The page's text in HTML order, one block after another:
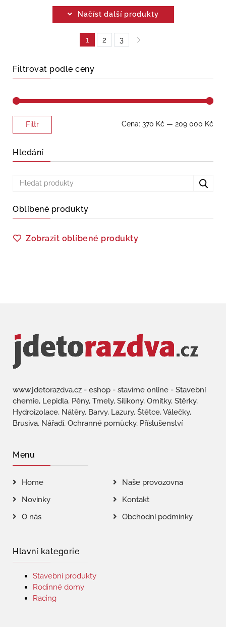
Načíst další produkty
1 2 3
Filtrovat podle ceny
Minimální
Maximální
Filtr Cena: 370 Kč — 209 000 Kč
Hledání
Oblíbené produkty
Zobrazit oblíbené produkty
www.jdetorazdva.cz - eshop - stavíme online - Stavební
chemie, Lepidla, Pěny, Tmely, Silikony, Omítky, Stěrky,
Hydroizolace, Nátěry, Barvy, Lazury, Štětce, Válečky,
Brusiva, Nářadí, Ochranné pomůcky, Příslušenství
Menu
Home
Naše provozovna
Novinky
Kontakt
O nás
Obchodní podmínky
Hlavní kategorie
Stavební produkty
Rodinné domy
Racing